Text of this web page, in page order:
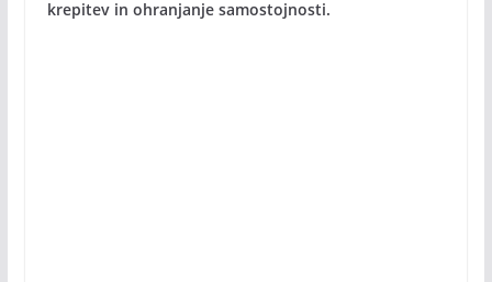
krepitev in ohranjanje samostojnosti.